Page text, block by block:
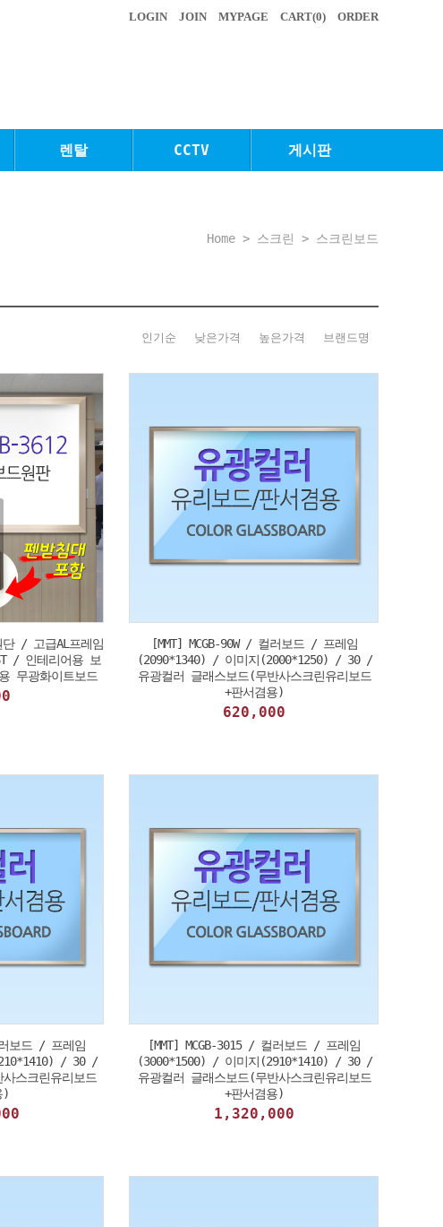
LOGIN JOIN MYPAGE CART(0) ORDER
렌탈 CCTV 게시판
Home > 스크린 > 스크린보드
인기순 낮은가격 높은가격 브랜드명
단 / 고급AL프레임
/ 인테리어용 보
무광화이트보드
[MMT] MCGB-90W / 컬러보드 / 프레임
(2090*1340) / 이미지(2000*1250) / 30 /
유광컬러 글래스보드(무반사스크린유리보드
+판서겸용)
620,000
보드 / 프레임
/ 30 /
스크린유리보드
)
[MMT] MCGB-3015 / 컬러보드 / 프레임
(3000*1500) / 이미지(2910*1410) / 30 /
유광컬러 글래스보드(무반사스크린유리보드
+판서겸용)
1,320,000